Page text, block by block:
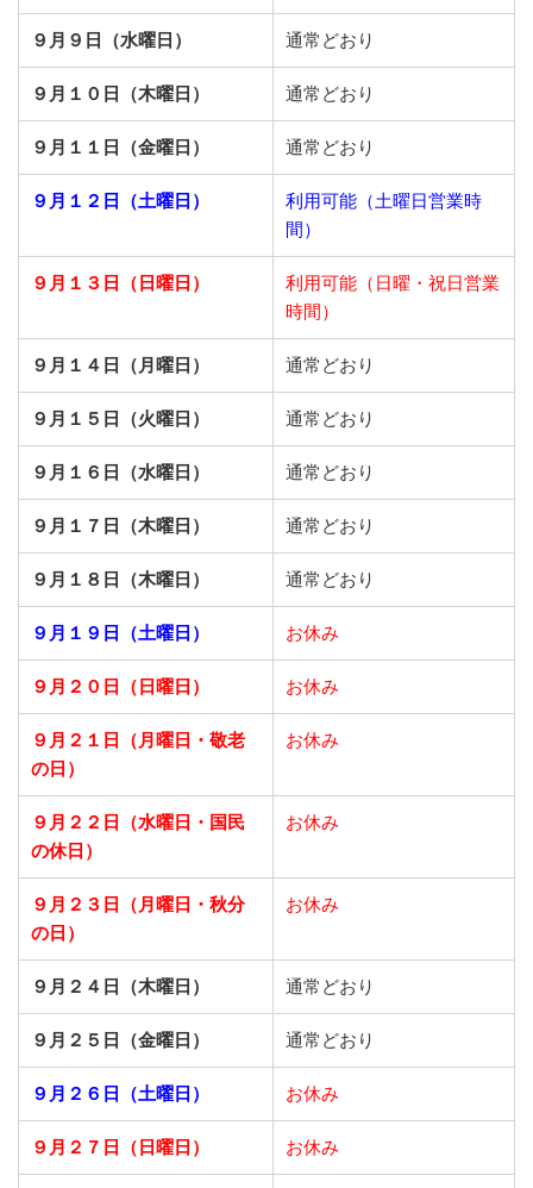
９月９日（水曜日） 通常どおり
９月１０日（木曜日） 通常どおり
９月１１日（金曜日） 通常どおり
９月１２日（土曜日）
利用可能（土曜日営業時
間）
９月１３日（日曜日）
利用可能（日曜・祝日営業
時間）
９月１４日（月曜日） 通常どおり
９月１５日（火曜日） 通常どおり
９月１６日（水曜日） 通常どおり
９月１７日（木曜日） 通常どおり
９月１８日（木曜日） 通常どおり
９月１９日（土曜日） お休み
９月２０日（日曜日） お休み
９月２１日
（月曜日・敬老
の日）
お休み
９月２２日
（水曜日・国民
の休日）
お休み
９月２３日
（月曜日・秋分
の日）
お休み
９月２４日（木曜日） 通常どおり
９月２５日（金曜日） 通常どおり
９月２６日（土曜日） お休み
９月２７日（日曜日） お休み